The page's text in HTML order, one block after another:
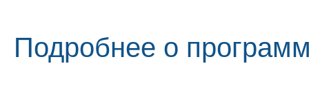
Подробнее о